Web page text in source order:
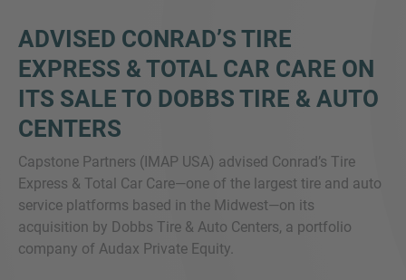
ADVISED CONRAD’S TIRE
EXPRESS & TOTAL CAR CARE ON
ITS SALE TO DOBBS TIRE & AUTO
CENTERS
Capstone Partners (IMAP USA) advised Conrad’s Tire
Express & Total Car Care—one of the largest tire and auto
service platforms based in the Midwest—on its
acquisition by Dobbs Tire & Auto Centers, a portfolio
company of Audax Private Equity.